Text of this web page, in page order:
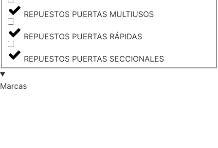
REPUESTOS PUERTAS MULTIUSOS
REPUESTOS PUERTAS RÁPIDAS
REPUESTOS PUERTAS SECCIONALES
Marcas